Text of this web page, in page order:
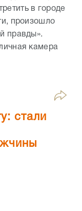
в городе
произошло
правды».
камера
стали